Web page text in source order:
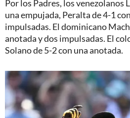
Por los Padres, los venezolanos
una empujada, Peralta de 4-1
impulsadas. El dominicano
anotada y dos impulsadas. El
Solano de 5-2 con una anotada.